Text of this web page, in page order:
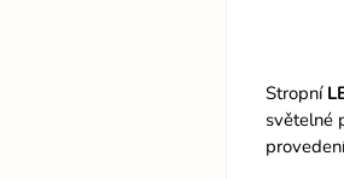
Stropní
světelné